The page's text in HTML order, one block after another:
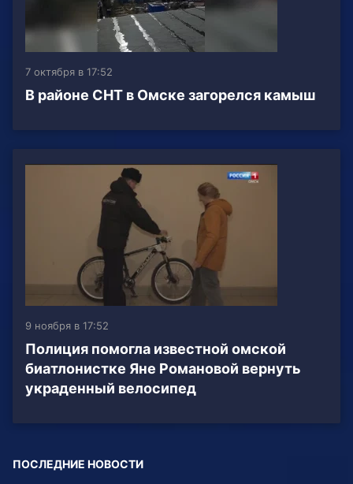
7 октября в 17:52
В районе СНТ в Омске загорелся камыш
9 ноября в 17:52
Полиция помогла известной омской
биатлонистке Яне Романовой вернуть
украденный велосипед
ПОСЛЕДНИЕ НОВОСТИ